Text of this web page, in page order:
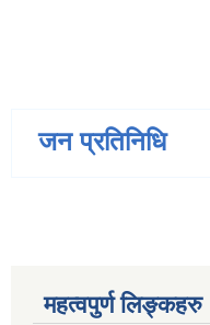
जन प्रतिनिधि
महत्वपुर्ण लिङ्कहरु